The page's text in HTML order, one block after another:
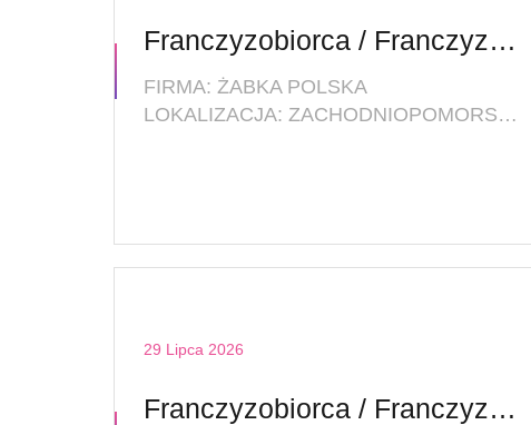
Franczyzobiorca / Franczyzobiorczyni
FIRMA: ŻABKA POLSKA
LOKALIZACJA: ZACHODNIOPOMORSKIE / KOŁOBRZEG
29 Lipca 2026
Franczyzobiorca / Franczyzobiorczyni